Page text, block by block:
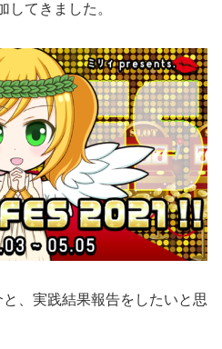
してきました。
、実践結果報告をしたいと思